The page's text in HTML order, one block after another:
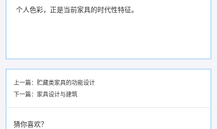
个人色彩，正是当前家具的时代性特征。
上一篇： 贮藏类家具的功能设计
下一篇： 家具设计与建筑
猜你喜欢？